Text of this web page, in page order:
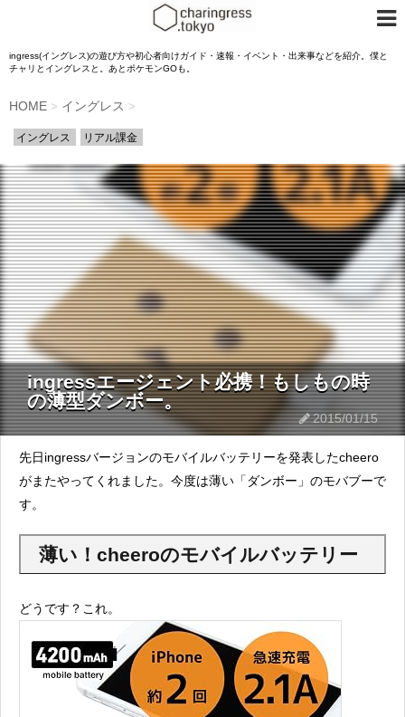
ingress(イングレス)の遊び方や初心者向けガイド・速報・イベント・出来事などを紹介。僕と
チャリとイングレスと。あとポケモンGOも。
HOME > イングレス >
イングレス リアル課金
ingressエージェント必携！もしもの時
の薄型ダンボー。
2015/01/15
先日ingressバージョンのモバイルバッテリーを発表したcheero
がまたやってくれました。今度は薄い「ダンボー」のモバブーで
す。
薄い！cheeroのモバイルバッテリー
どうです？これ。